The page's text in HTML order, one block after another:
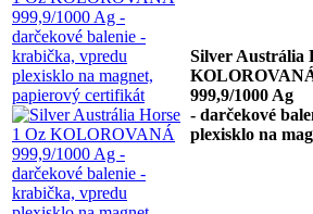
Silver Austrália
999,9/1000 Ag
- darčekové
plexisklo na